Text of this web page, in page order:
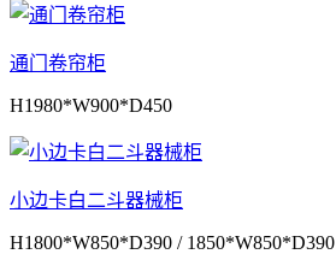
通门卷帘柜
H1980*W900*D450
小边卡白二斗器械柜
H1800*W850*D390 / 1850*W850*D390